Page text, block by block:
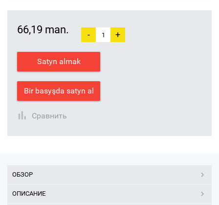
66,19 man. - +
Satyn almak
Bir basyşda satyn al
Сравнить
ОБЗОР
ОПИСАНИЕ